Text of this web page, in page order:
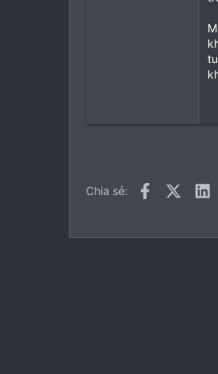
Chia sẻ: Facebook
X